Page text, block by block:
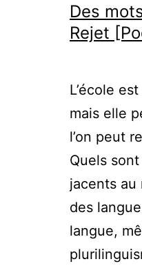
Des
Rejet
L’école
mais elle
l’on peut
Quels
jacents au
des
langue,